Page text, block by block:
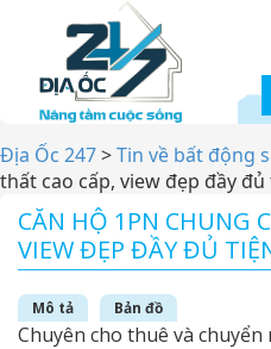
Địa Ốc 247>Tin về bất động
thất cao cấp, view đẹp đầy
CĂN HỘ 1PN CHUNG
VIEW ĐẸP ĐẦY ĐỦ
Mô tả Bản đồ
Chuyên cho thuê và